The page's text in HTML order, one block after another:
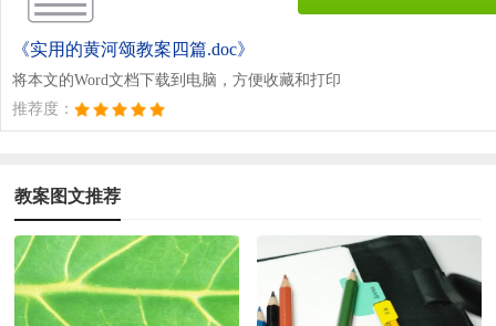
《实用的黄河颂教案四篇.doc》
将本文的Word文档下载到电脑，方便收藏和打印
推荐度：
教案图文推荐